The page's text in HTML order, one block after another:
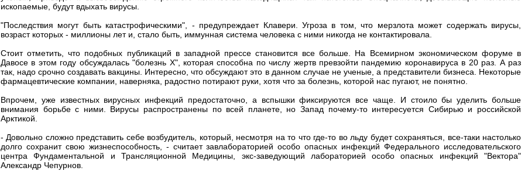
ископаемые, будут вдыхать вирусы.
"Последствия могут быть катастрофическими", - предупреждает Клавери. Угроза в том, что мерзлота может содержать вирусы,
возраст которых - миллионы лет и, стало быть, иммунная система человека с ними никогда не контактировала.
Стоит отметить, что подобных публикаций в западной прессе становится все больше. На Всемирном экономическом форуме в
Давосе в этом году обсуждалась "болезнь Х", которая способна по числу жертв превзойти пандемию коронавируса в 20 раз. А раз
так, надо срочно создавать вакцины. Интересно, что обсуждают это в данном случае не ученые, а представители бизнеса. Некоторые
фармацевтические компании, наверняка, радостно потирают руки, хотя что за болезнь, которой нас пугают, не понятно.
Впрочем, уже известных вирусных инфекций предостаточно, а вспышки фиксируются все чаще. И стоило бы уделить больше
внимания борьбе с ними. Вирусы распространены по всей планете, но Запад почему-то интересуется Сибирью и российской
Арктикой.
- Довольно сложно представить себе возбудитель, который, несмотря на то что где-то во льду будет сохраняться, все-таки настолько
долго сохранит свою жизнеспособность, - считает завлабораторией особо опасных инфекций Федерального исследовательского
центра Фундаментальной и Трансляционной Медицины, экс-заведующий лабораторией особо опасных инфекций "Вектора"
Александр Чепурнов.